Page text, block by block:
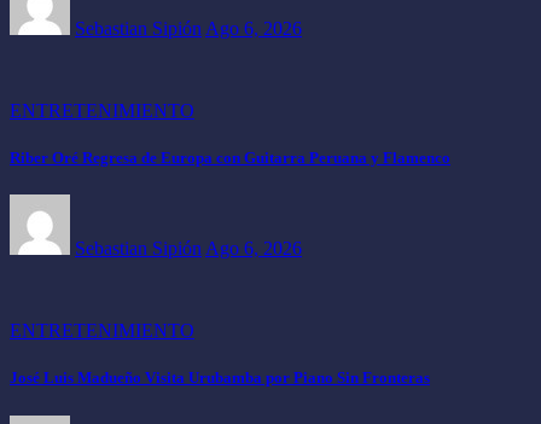
Sebastian Sipión Ago 6, 2026
ENTRETENIMIENTO
Riber Oré Regresa de Europa con Guitarra Peruana y Flamenco
Sebastian Sipión Ago 6, 2026
ENTRETENIMIENTO
José Luis Madueño Visita Urubamba por Piano Sin Fronteras